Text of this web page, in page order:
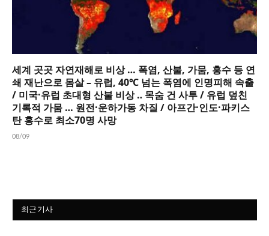
세계 곳곳 자연재해로 비상 … 폭염, 산불, 가뭄, 홍수 등 연
쇄 재난으로 몸살 – 유럽, 40℃ 넘는 폭염에 인명피해 속출
/ 미국·유럽 초대형 산불 비상 ‥ 목숨 건 사투 / 유럽 덮친
기록적 가뭄 … 원전·운하가동 차질 / 아프간·인도·파키스
탄 홍수로 최소70명 사망
08/09
최근기사